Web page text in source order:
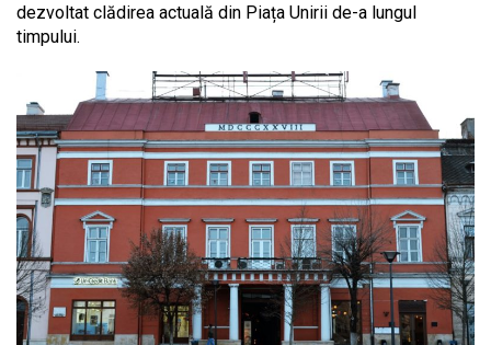
dezvoltat clădirea actuală din Piața Unirii de-a lungul
timpului.